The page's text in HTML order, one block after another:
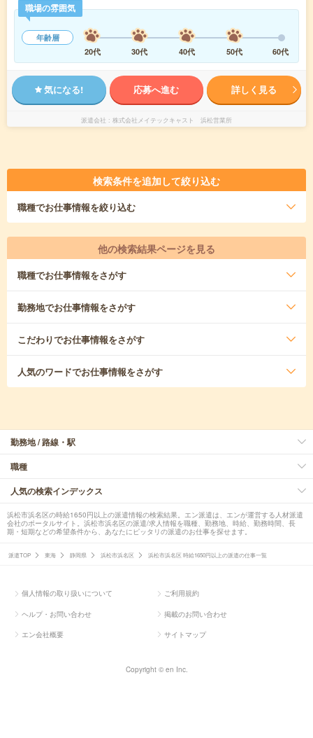
職場の雰囲気
年齢層
20代
30代 40代 50代 60代
気になる! 応募へ進む 詳しく見る
派遣会社 株式会社メイテックキャスト 浜松営業所
検索条件を追加して絞り込む
職種でお仕事情報を絞り込む
他の検索結果ページを見る
職種でお仕事情報をさがす
勤務地でお仕事情報をさがす
こだわりでお仕事情報をさがす
人気のワードでお仕事情報をさがす
勤務地 / 路線・駅
職種
人気の検索インデックス
浜松市浜名区の時給1650円以上の派遣情報の検索結果。エン派遣は、エンが運営する人材派遣
会社のポータルサイト。浜松市浜名区の派遣/求人情報を職種、勤務地、時給、勤務時間、長
期・短期などの希望条件から、あなたにピッタリの派遣のお仕事を探せます。
派遣TOP 東海 静岡県 浜松市浜名区 浜松市浜名区 時給1650円以上の派遣の仕事一覧
個人情報の取り扱いについて ご利用規約
ヘルプ・お問い合わせ 掲載のお問い合わせ
エン会社概要 サイトマップ
Copyright © en Inc.